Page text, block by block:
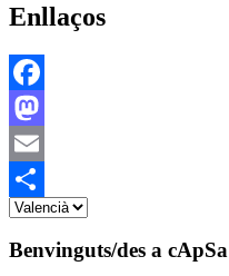
Enllaços
Facebook
Mastodon
Email
Share
Benvinguts/des a cApSa